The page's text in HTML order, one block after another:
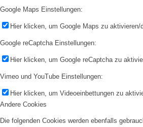
Google Maps Einstellungen:
Hier klicken, um Google Maps zu aktivieren/
Google reCaptcha Einstellungen:
Hier klicken, um Google reCaptcha zu
Vimeo und YouTube Einstellungen:
Hier klicken, um Videoeinbettungen zu
Andere Cookies
Die folgenden Cookies werden ebenfalls